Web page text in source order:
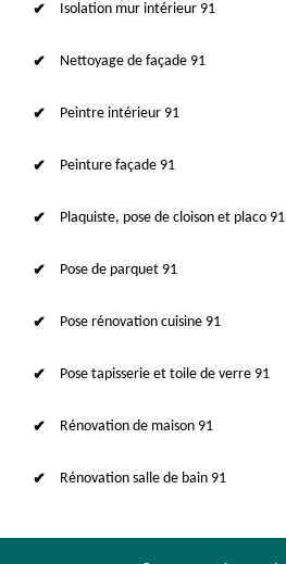
Isolation mur intérieur 91
Nettoyage de façade 91
Peintre intérieur 91
Peinture façade 91
Plaquiste, pose de cloison et placo 91
Pose de parquet 91
Pose rénovation cuisine 91
Pose tapisserie et toile de verre 91
Rénovation de maison 91
Rénovation salle de bain 91